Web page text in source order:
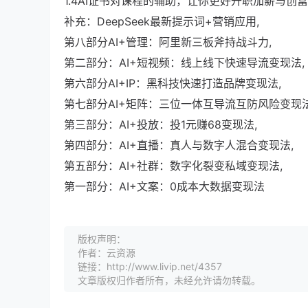
补充：DeepSeek最新提示词+营销应用,
第八部分AI+管理：阿里新三板斧持战斗力,
第二部分：AI+短视频：线上线下快速导流变现法,
第六部分AI+IP：黑科技快速打造品牌变现法,
第七部分AI+矩阵：三位一体互导流互防风险变现
第三部分：AI+投放：投1元赚68变现法,
第四部分：AI+直播：真人与数字人混合变现法,
第五部分：AI+社群：数字化裂变私域变现法,
第一部分：AI+文案：0成本大数据变现法
版权声明：
作者：云资源
链接：http://www.livip.net/4357
文章版权归作者所有，未经允许请勿转载。